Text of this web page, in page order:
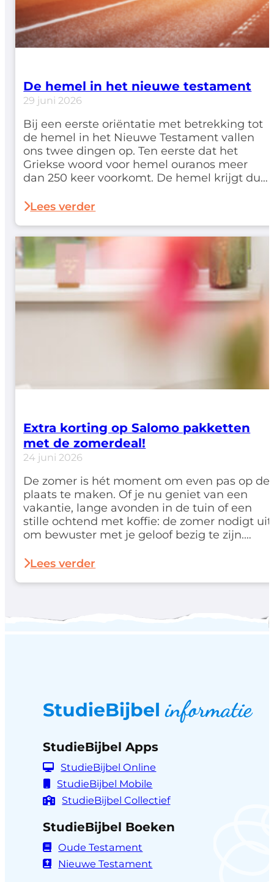
De hemel in het nieuwe testament
29 juni 2026
Bij een eerste oriëntatie met betrekking tot
de hemel in het Nieuwe Testament vallen
ons twee dingen op. Ten eerste dat het
Griekse woord voor hemel ouranos meer
dan 250 keer voorkomt. De hemel krijgt dus
merken we bij het raadplegen van een
Lees verder
Extra korting op Salomo pakketten
met de zomerdeal!
24 juni 2026
De zomer is hét moment om even pas op de
plaats te maken. Of je nu geniet van een
vakantie, lange avonden in de tuin of een
stille ochtend met koffie: de zomer nodigt uit
om bewuster met je geloof bezig te zijn.
speciale deal waarmee je extra
Lees verder
StudieBijbelinformatie
StudieBijbel Apps
StudieBijbel Online
StudieBijbel Mobile
StudieBijbel Collectief
StudieBijbel Boeken
Oude Testament
Nieuwe Testament